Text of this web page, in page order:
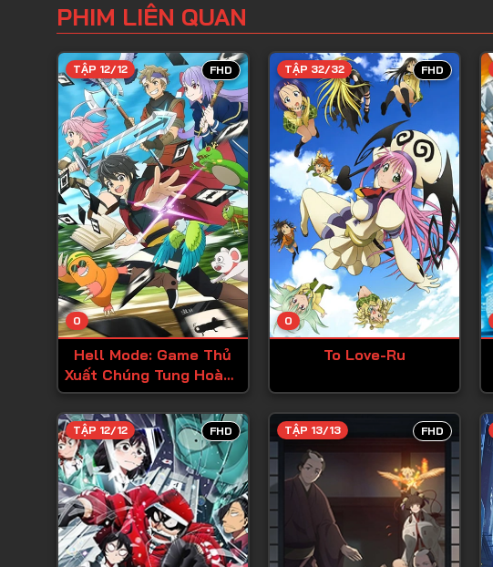
Tập 6
Tập 8
Tập 9
Tập 10
Tập 11
Tập 12
Tập 13
Tập 14
Tập 15
Tập 17
Tập 18
Tập 19
Tập 20
Tập 21
Tập 22
PHIM LIÊN QUAN
FHD
0
TẬP 12/12
Hell Mode: Game Thủ
Xuất Chúng Tung Hoành
Chốn Dị Giới Hỗn
Nguyên
FHD
0
TẬP 32/32
To Love-Ru
FHD
TẬP 12/12 FHD
TẬP 13/13